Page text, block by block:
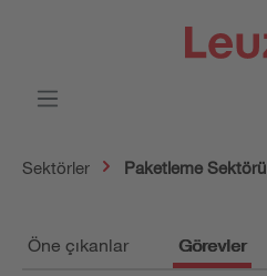
Sektörler Paketleme Sektörü
Öne çıkanlar Görevler